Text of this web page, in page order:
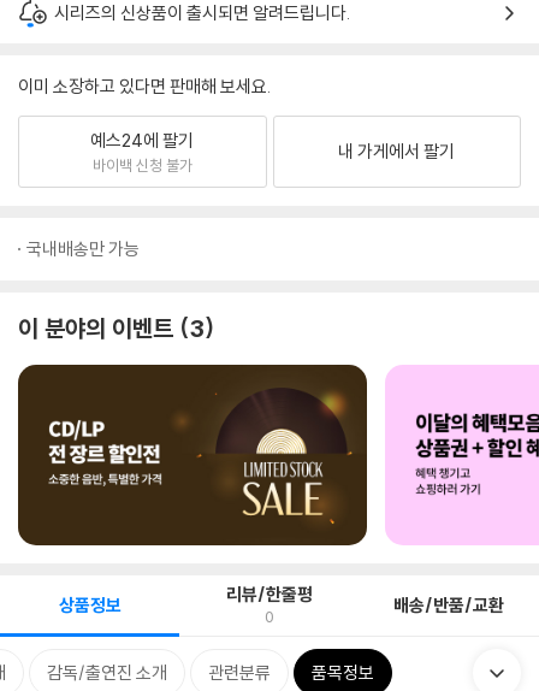
시리즈의 신상품이 출시되면 알려드립니다.
이미 소장하고 있다면 판매해 보세요.
예스24에 팔기
바이백 신청 불가
내 가게에서 팔기
국내배송만 가능
이 분야의 이벤트 3
상품정보 리뷰/한줄평
0 배송/반품/교환
감독/출연진 소개 관련분류 품목정보